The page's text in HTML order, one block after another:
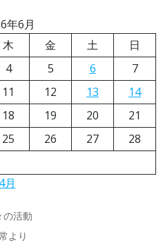
年6月
木 金 土
日
4 5 6
7
11 12 13
14
18 19 20
21
25 26 27
28
月
の活動
より